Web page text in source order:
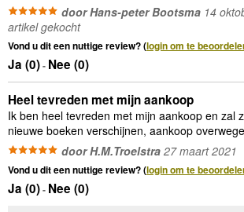
door Hans-peter Bootsma 14
artikel gekocht
Vond u dit een nuttige review? (login om te
Ja (0)- Nee (0)
Heel tevreden met mijn aankoop
Ik ben heel tevreden met mijn aankoop en zal
nieuwe boeken verschijnen, aankoop
door H.M.Troelstra 27 maart 2021
Vond u dit een nuttige review? (login om te
Ja (0)- Nee (0)